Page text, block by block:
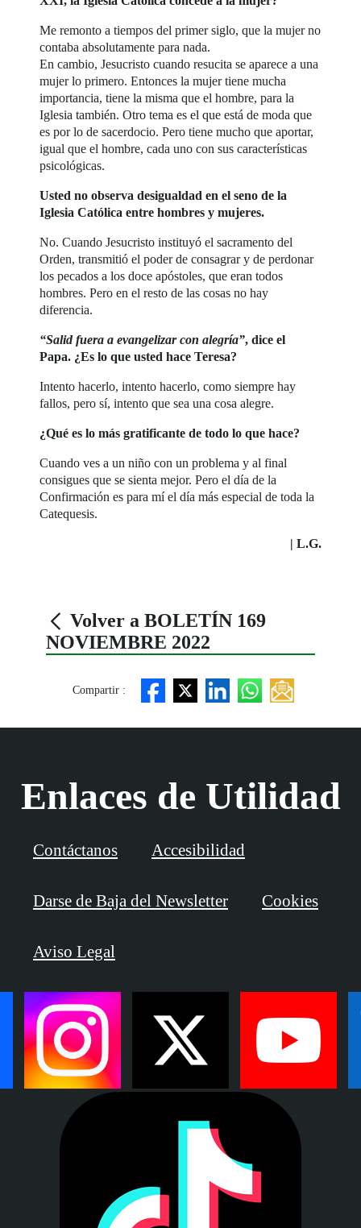
Me remonto a tiempos del primer siglo, que la mujer no
contaba absolutamente para nada.
En cambio, Jesucristo cuando resucita se aparece a una
mujer lo primero. Entonces la mujer tiene mucha
importancia, tiene la misma que el hombre, para la
Iglesia también. Otro tema es el que está de moda que
es por lo de sacerdocio. Pero tiene mucho que aportar,
igual que el hombre, cada uno con sus características
psicológicas.
Usted no observa desigualdad en el seno de la
Iglesia Católica entre hombres y mujeres.
No. Cuando Jesucristo instituyó el sacramento del
Orden, transmitió el poder de consagrar y de perdonar
los pecados a los doce apóstoles, que eran todos
hombres. Pero en el resto de las cosas no hay
diferencia.
“Salid fuera a evangelizar con alegría”, dice el
Papa. ¿Es lo que usted hace Teresa?
Intento hacerlo, intento hacerlo, como siempre hay
fallos, pero sí, intento que sea una cosa alegre.
¿Qué es lo más gratificante de todo lo que hace?
Cuando ves a un niño con un problema y al final
consigues que se sienta mejor. Pero el día de la
Confirmación es para mí el día más especial de toda la
Catequesis.
| L.G.
Volver a BOLETÍN 169
NOVIEMBRE 2022
Compartir :
Enlaces de Utilidad
Contáctanos Accesibilidad
Darse de Baja del Newsletter Cookies
Aviso Legal